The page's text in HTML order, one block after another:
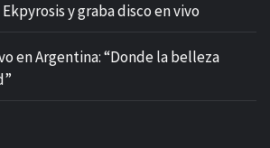
y graba disco en vivo
en Argentina: “Donde la belleza